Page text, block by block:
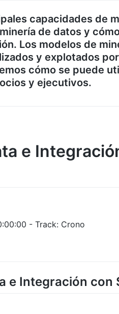
capacidades de
de datos y
Los modelos de
y explotados
cómo se puede
y ejecutivos.
e
- Track: Crono
e Integración con